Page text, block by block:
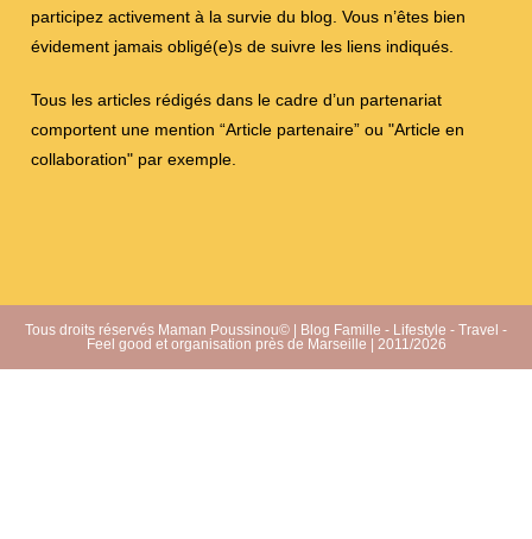
participez activement à la survie du blog. Vous n’êtes bien
évidement jamais obligé(e)s de suivre les liens indiqués.
Tous les articles rédigés dans le cadre d’un partenariat
comportent une mention “Article partenaire” ou "Article en
collaboration" par exemple.
Tous droits réservés Maman Poussinou© | Blog Famille - Lifestyle - Travel -
Feel good et organisation près de Marseille | 2011/2026